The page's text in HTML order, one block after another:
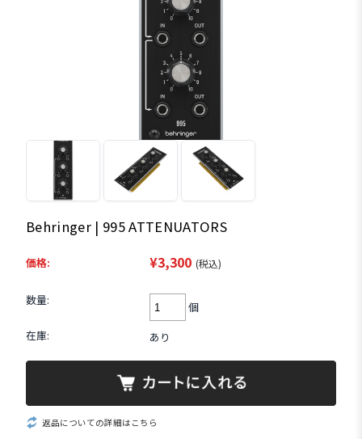
Behringer | 995 ATTENUATORS
価格: ¥3,300 (税込)
数量:
個
在庫:
あり
返品についての詳細はこちら